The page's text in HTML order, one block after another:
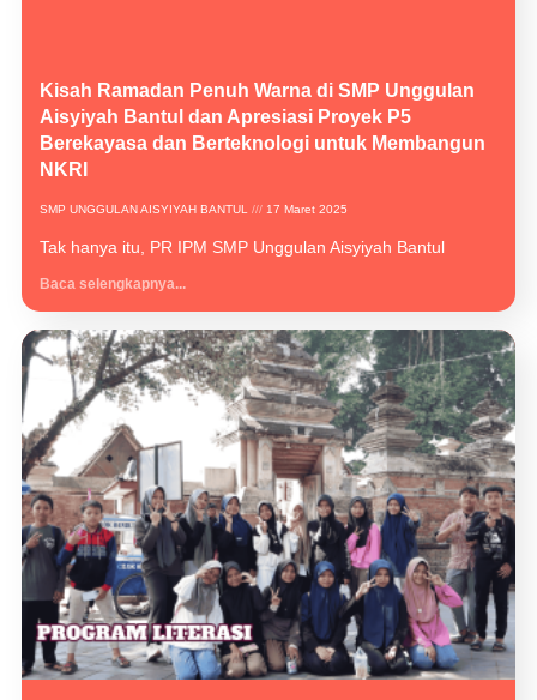
Kisah Ramadan Penuh Warna di SMP Unggulan
Aisyiyah Bantul dan Apresiasi Proyek P5
Berekayasa dan Berteknologi untuk Membangun
NKRI
SMP UNGGULAN AISYIYAH BANTUL 17 Maret 2025
Tak hanya itu, PR IPM SMP Unggulan Aisyiyah Bantul
Baca selengkapnya...